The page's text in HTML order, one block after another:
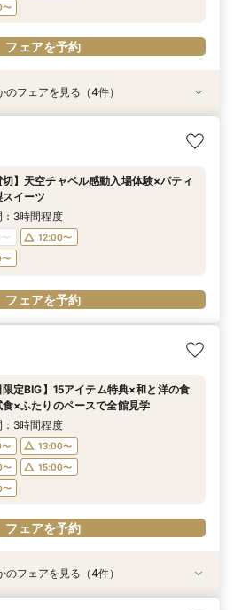
〜
フェアを予約
降】お仕事帰りやテーマパーク帰りに夜
ャリテ試食
17:30〜
フェアを予約
場見学のおふたり】即決なしで安心＆
ェフ特選試食
13:00〜
15:00〜
OK【少人数で結婚式】アットホームウ
相談会
14:00〜
フェアを予約
えるペット婚】リングドッグ＆足形ス
選試食＆20万円分のワンちゃん優待
14:00〜
フェアを予約
のフェアを見る（4件）
切】天空チャペル感動入場体験×パティ
イーツ
：3時間程度
12:00〜
フェアを予約
限定BIG】15アイテム特典×和と洋の食
×ふたりのペースで全館見学
：3時間程度
13:00〜
〜
15:00〜
〜
フェアを予約
のフェアを見る（4件）